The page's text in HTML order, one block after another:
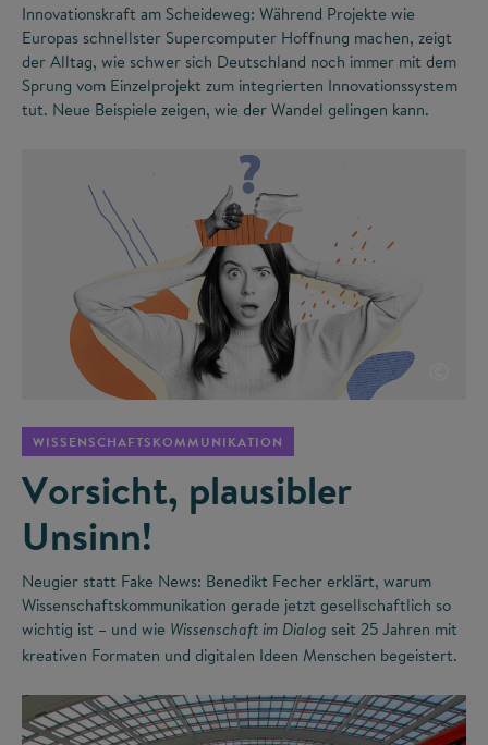
Innovationskraft am Scheideweg: Während Projekte wie
Europas schnellster Supercomputer Hoffnung machen, zeigt
der Alltag, wie schwer sich Deutschland noch immer mit dem
Sprung vom Einzelprojekt zum integrierten Innovationssystem
tut. Neue Beispiele zeigen, wie der Wandel gelingen kann.
WISSENSCHAFTSKOMMUNIKATION
Vorsicht, plausibler
Unsinn!
Neugier statt Fake News: Benedikt Fecher erklärt, warum
Wissenschaftskommunikation gerade jetzt gesellschaftlich so
wichtig ist – und wie Wissenschaft im Dialog seit 25 Jahren mit
kreativen Formaten und digitalen Ideen Menschen begeistert.